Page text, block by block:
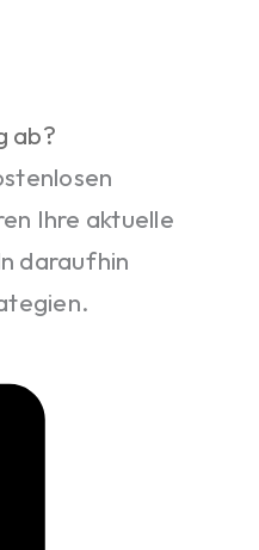
ab?
Ihre aktuelle
daraufhin